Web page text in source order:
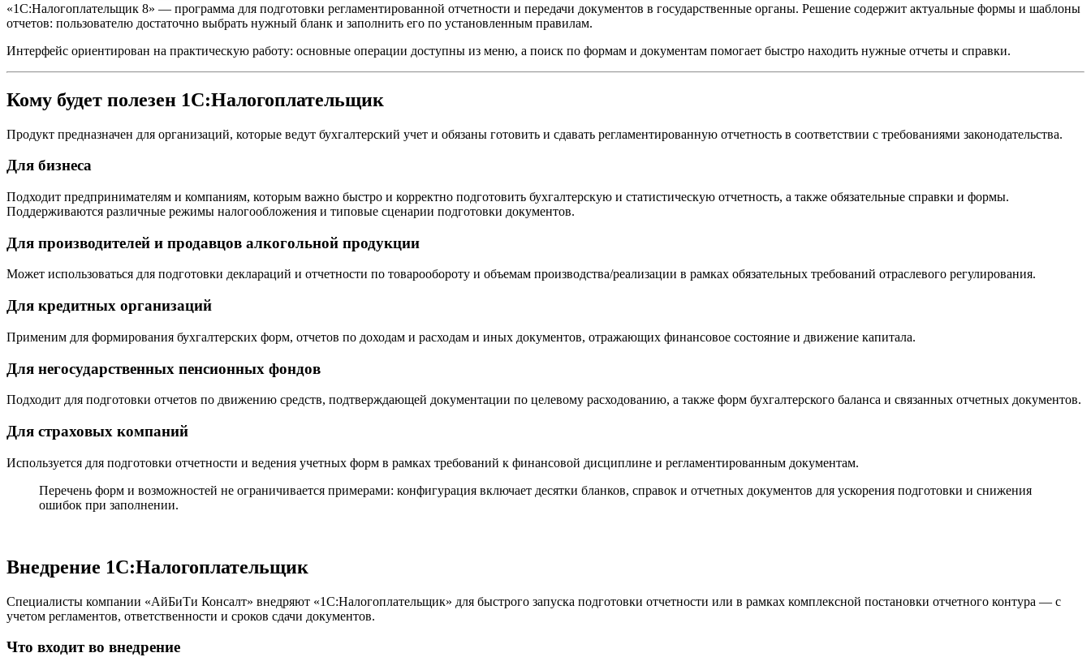
«1С:Налогоплательщик 8» — программа для подготовки регламентированной отчетности и передачи документов в государственные органы. Решение содержит актуальные формы и шаблоны
отчетов: пользователю достаточно выбрать нужный бланк и заполнить его по установленным правилам.
Интерфейс ориентирован на практическую работу: основные операции доступны из меню, а поиск по формам и документам помогает быстро находить нужные отчеты и справки.
Кому будет полезен 1С:Налогоплательщик
Продукт предназначен для организаций, которые ведут бухгалтерский учет и обязаны готовить и сдавать регламентированную отчетность в соответствии с требованиями законодательства.
Для бизнеса
Подходит предпринимателям и компаниям, которым важно быстро и корректно подготовить бухгалтерскую и статистическую отчетность, а также обязательные справки и формы.
Поддерживаются различные режимы налогообложения и типовые сценарии подготовки документов.
Для производителей и продавцов алкогольной продукции
Может использоваться для подготовки деклараций и отчетности по товарообороту и объемам производства/реализации в рамках обязательных требований отраслевого регулирования.
Для кредитных организаций
Применим для формирования бухгалтерских форм, отчетов по доходам и расходам и иных документов, отражающих финансовое состояние и движение капитала.
Для негосударственных пенсионных фондов
Подходит для подготовки отчетов по движению средств, подтверждающей документации по целевому расходованию, а также форм бухгалтерского баланса и связанных отчетных документов.
Для страховых компаний
Используется для подготовки отчетности и ведения учетных форм в рамках требований к финансовой дисциплине и регламентированным документам.
Перечень форм и возможностей не ограничивается примерами: конфигурация включает десятки бланков, справок и отчетных документов для ускорения подготовки и снижения
ошибок при заполнении.
Внедрение 1С:Налогоплательщик
Специалисты компании «АйБиТи Консалт» внедряют «1С:Налогоплательщик» для быстрого запуска подготовки отчетности или в рамках комплексной постановки отчетного контура — с
учетом регламентов, ответственности и сроков сдачи документов.
Что входит во внедрение